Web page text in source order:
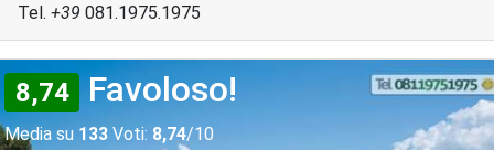
Tel. +39 081.1975.1975
8,74 Favoloso!
Media su 133 Voti: 8,74/10